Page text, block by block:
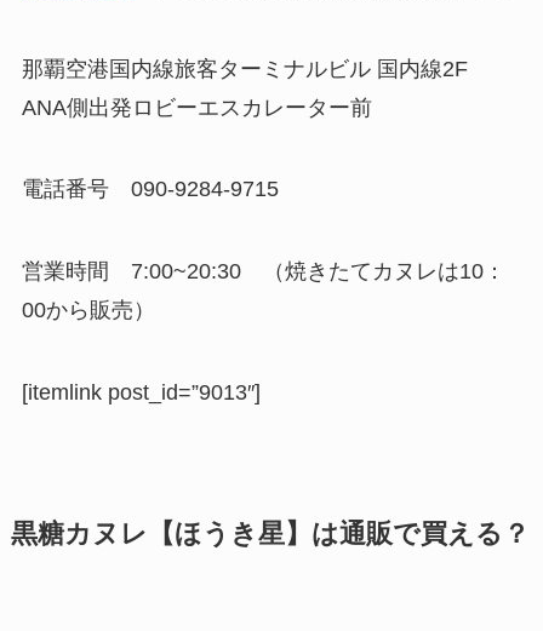
那覇空港国内線旅客ターミナルビル 国内線2F
ANA側出発ロビーエスカレーター前
電話番号 090-9284-9715
営業時間 7:00~20:30 （焼きたてカヌレは10：
00から販売）
[itemlink post_id=”9013″]
黒糖カヌレ【ほうき星】は通販で買える？